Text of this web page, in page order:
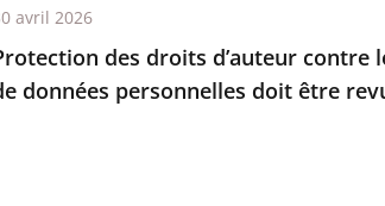
des droits d’auteur contre
données personnelles doit être
avril 2026